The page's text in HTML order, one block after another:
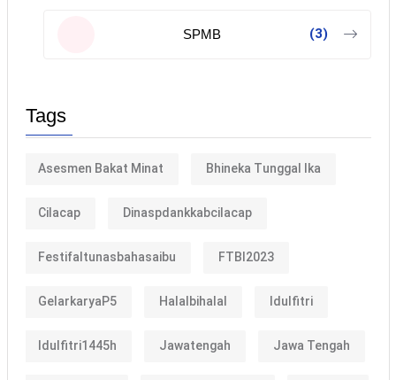
SPMB (3)
Tags
Asesmen Bakat Minat Bhineka Tunggal Ika
Cilacap Dinaspdankkabcilacap
Festifaltunasbahasaibu FTBI2023
GelarkaryaP5 Halalbihalal Idulfitri
Idulfitri1445h Jawatengah Jawa Tengah